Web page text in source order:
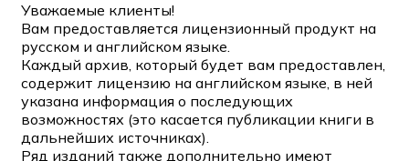
Уважаемые клиенты!
Вам предоставляется лицензионный продукт на
русском и английском языке.
Каждый архив, который будет вам предоставлен,
содержит лицензию на английском языке, в ней
указана информация о последующих
возможностях (это касается публикации книги в
дальнейших источниках).
Ряд изданий также дополнительно имеют